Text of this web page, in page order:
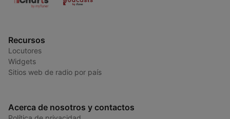
Recursos
Locutores
Widgets
Sitios web de radio por país
Acerca de nosotros y contactos